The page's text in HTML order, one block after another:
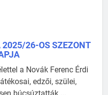
2025/26-OS SZEZONT
a Novák Ferenc Érdi
edzői, szülei,